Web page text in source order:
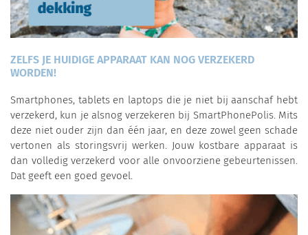
ZELFS JE HUIDIGE APPARAAT KAN NOG VERZEKERD
WORDEN!
Smartphones, tablets en laptops die je niet bij aanschaf hebt
verzekerd, kun je alsnog verzekeren bij SmartPhonePolis. Mits
deze niet ouder zijn dan één jaar, en deze zowel geen schade
vertonen als storingsvrij werken. Jouw kostbare apparaat is
dan volledig verzekerd voor alle onvoorziene gebeurtenissen.
Dat geeft een goed gevoel.